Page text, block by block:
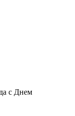
с Днем